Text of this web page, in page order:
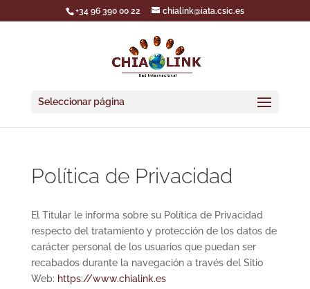
+34 96 390 00 22 chialink@iata.csic.es
Seleccionar página
Política de Privacidad
El Titular le informa sobre su Política de Privacidad
respecto del tratamiento y protección de los datos de
carácter personal de los usuarios que puedan ser
recabados durante la navegación a través del Sitio
Web: https://www.chialink.es